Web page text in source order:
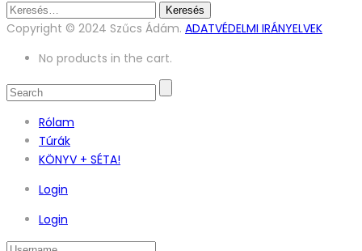
Keresés:
Copyright © 2024 Szűcs Ádám. ADATVÉDELMI IRÁNYELVEK
No products in the cart.
Rólam
Túrák
KÖNYV + SÉTA!
Login
Login